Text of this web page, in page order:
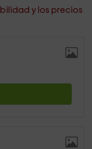
y los precios